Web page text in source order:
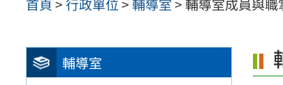
首頁>行政單位>輔導室>輔導室成員與職
輔導室